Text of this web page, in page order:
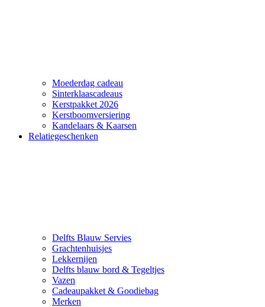
Moederdag cadeau
Sinterklaascadeaus
Kerstpakket 2026
Kerstboomversiering
Kandelaars & Kaarsen
Relatiegeschenken
Delfts Blauw Servies
Grachtenhuisjes
Lekkernijen
Delfts blauw bord & Tegeltjes
Vazen
Cadeaupakket & Goodiebag
Merken